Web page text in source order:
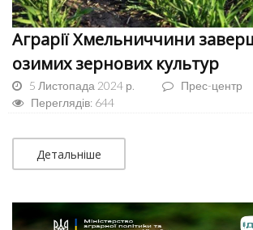
Аграрії Хмельниччини
озимих зернових культур
5 Листопада 2024 р.
Прес-центр
Переглядів: 644
Детальніше